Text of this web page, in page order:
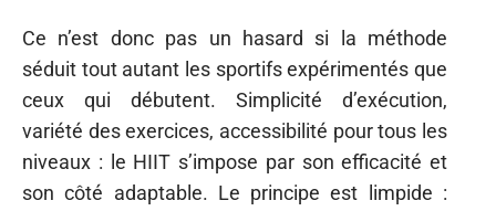
Ce n’est donc pas un hasard si la méthode
séduit tout autant les sportifs expérimentés que
ceux qui débutent. Simplicité d’exécution,
variété des exercices, accessibilité pour tous les
niveaux : le HIIT s’impose par son efficacité et
son côté adaptable. Le principe est limpide :